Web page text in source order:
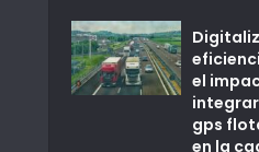
el
gps
en la